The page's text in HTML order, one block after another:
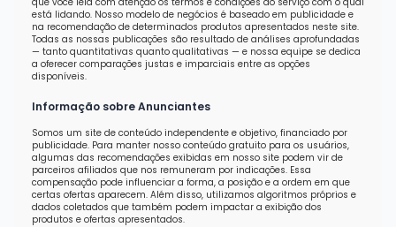
está lidando. Nosso modelo de negócios é baseado em publicidade e
na recomendação de determinados produtos apresentados neste site.
Todas as nossas publicações são resultado de análises aprofundadas
— tanto quantitativas quanto qualitativas — e nossa equipe se dedica
a oferecer comparações justas e imparciais entre as opções
disponíveis.
Informação sobre Anunciantes
Somos um site de conteúdo independente e objetivo, financiado por
publicidade. Para manter nosso conteúdo gratuito para os usuários,
algumas das recomendações exibidas em nosso site podem vir de
parceiros afiliados que nos remuneram por indicações. Essa
compensação pode influenciar a forma, a posição e a ordem em que
certas ofertas aparecem. Além disso, utilizamos algoritmos próprios e
dados coletados que também podem impactar a exibição dos
produtos e ofertas apresentados.